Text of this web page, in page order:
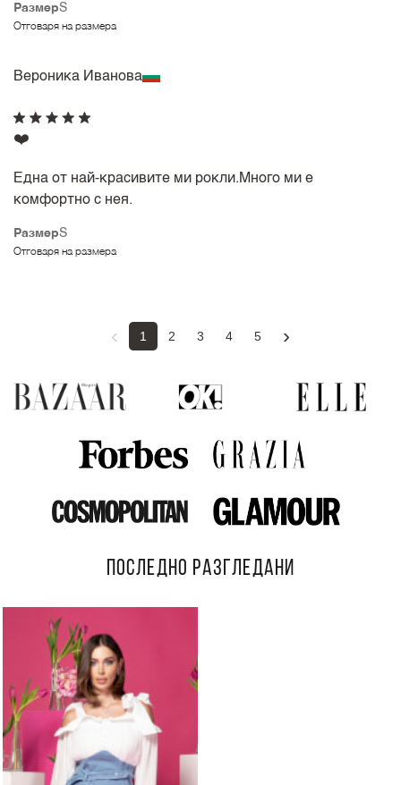
РазмерS
Отговаря на размера
Вероника Иванова
РазмерS
Отговаря на размера
❤️
Една от най-красивите ми рокли.Много ми е
комфортно с нея.
‹ 1 2 3 4 5 ›
ПОСЛЕДНО РАЗГЛЕДАНИ